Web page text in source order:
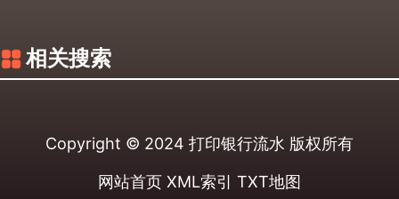
相关搜索
Copyright © 2024 打印银行流水 版权所有
网站首页 XML索引 TXT地图